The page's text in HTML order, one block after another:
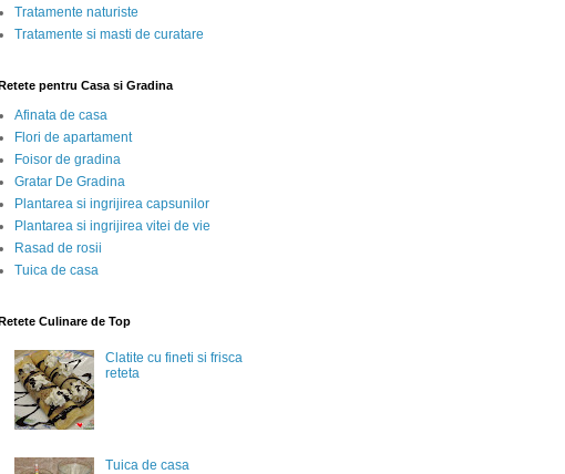
Tratamente naturiste
Tratamente si masti de curatare
Retete pentru Casa si Gradina
Afinata de casa
Flori de apartament
Foisor de gradina
Gratar De Gradina
Plantarea si ingrijirea capsunilor
Plantarea si ingrijirea vitei de vie
Rasad de rosii
Tuica de casa
Retete Culinare de Top
Clatite cu fineti si frisca
reteta
Tuica de casa